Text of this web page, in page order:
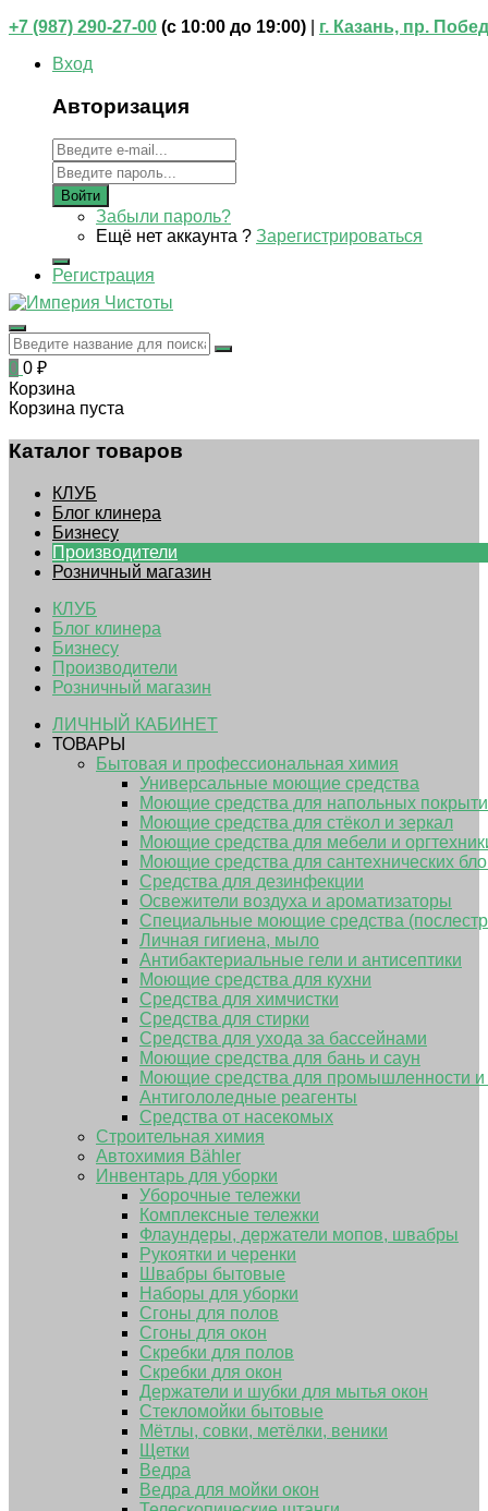
+7 (987) 290-27-00 (с 10:00 до 19:00)
г. Казань, пр.
Вход
Авторизация
Войти
Забыли пароль?
Ещё нет аккаунта ? Зарегистрироваться
Регистрация
0 0 ₽
Корзина
Корзина пуста
Каталог товаров
КЛУБ
Блог клинера
Бизнесу
Производители
Розничный магазин
КЛУБ
Блог клинера
Бизнесу
Производители
Розничный магазин
ЛИЧНЫЙ КАБИНЕТ
ТОВАРЫ
Бытовая и профессиональная химия
Универсальные моющие средства
Моющие средства для напольных
Моющие средства для стёкол и зеркал
Моющие средства для мебели и
Моющие средства для сантехнических
Средства для дезинфекции
Освежители воздуха и ароматизаторы
Специальные моющие средства
Личная гигиена, мыло
Антибактериальные гели и антисептики
Моющие средства для кухни
Средства для химчистки
Средства для стирки
Средства для ухода за бассейнами
Моющие средства для бань и саун
Моющие средства для промышленности и
Антигололедные реагенты
Средства от насекомых
Строительная химия
Автохимия Bähler
Инвентарь для уборки
Уборочные тележки
Комплексные тележки
Флаундеры, держатели мопов, швабры
Рукоятки и черенки
Швабры бытовые
Наборы для уборки
Сгоны для полов
Сгоны для окон
Скребки для полов
Скребки для окон
Держатели и шубки для мытья окон
Стекломойки бытовые
Мётлы, совки, метёлки, веники
Щетки
Ведра
Ведра для мойки окон